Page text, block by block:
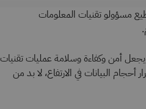
مسؤولو تقنيات المعلومات
يجعل أمن وكفاءة وسلامة عمليات تقنيات
البيانات في الارتفاع، لا بد من